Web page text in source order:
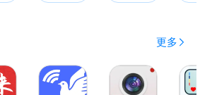
更多